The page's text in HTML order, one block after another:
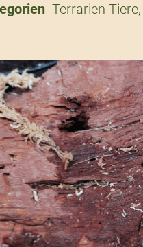
Terrarien Tiere,